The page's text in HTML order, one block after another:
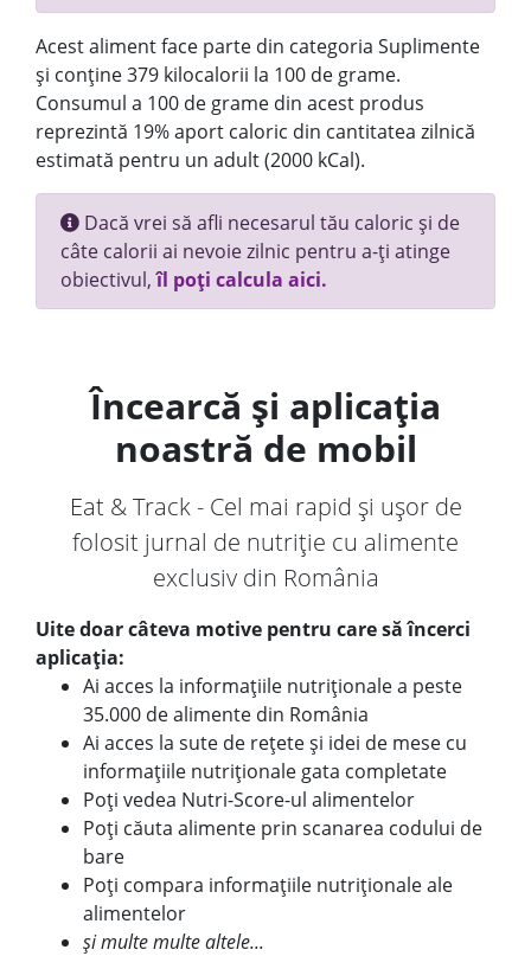
Acest aliment face parte din categoria Suplimente
și conține 379 kilocalorii la 100 de grame.
Consumul a 100 de grame din acest produs
reprezintă 19% aport caloric din cantitatea zilnică
estimată pentru un adult (2000 kCal).
Dacă vrei să afli necesarul tău caloric și de
câte calorii ai nevoie zilnic pentru a-ți atinge
obiectivul,îl poți calcula aici.
Încearcă și aplicația
noastră de mobil
Eat & Track - Cel mai rapid și ușor de
folosit jurnal de nutriție cu alimente
exclusiv din România
Uite doar câteva motive pentru care să încerci
aplicația:
Ai acces la informațiile nutriționale a peste
35.000 de alimente din România
Ai acces la sute de rețete și idei de mese cu
informațiile nutriționale gata completate
Poți vedea Nutri-Score-ul alimentelor
Poți căuta alimente prin scanarea codului de
bare
Poți compara informațiile nutriționale ale
alimentelor
și multe multe altele...